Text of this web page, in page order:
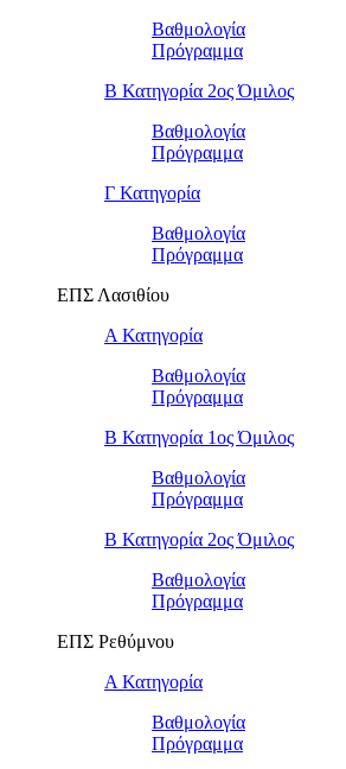
Βαθμολογία
Πρόγραμμα
Β Κατηγορία 2ος Όμιλος
Βαθμολογία
Πρόγραμμα
Γ Κατηγορία
Βαθμολογία
Πρόγραμμα
ΕΠΣ Λασιθίου
Α Κατηγορία
Βαθμολογία
Πρόγραμμα
Β Κατηγορία 1ος Όμιλος
Βαθμολογία
Πρόγραμμα
Β Κατηγορία 2ος Όμιλος
Βαθμολογία
Πρόγραμμα
ΕΠΣ Ρεθύμνου
Α Κατηγορία
Βαθμολογία
Πρόγραμμα